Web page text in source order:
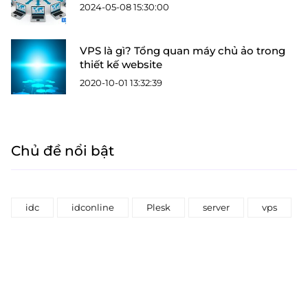
2024-05-08 15:30:00
VPS là gì? Tổng quan máy chủ ảo trong
thiết kế website
2020-10-01 13:32:39
Chủ đề nổi bật
idc idconline Plesk server vps